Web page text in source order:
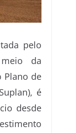
pelo
da
Plano de
é
desde